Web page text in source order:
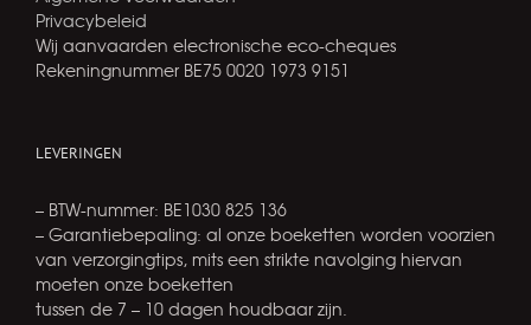
Privacybeleid
Wij aanvaarden electronische eco-cheques
Rekeningnummer BE75 0020 1973 9151
LEVERINGEN
– BTW-nummer: BE1030 825 136
– Garantiebepaling: al onze boeketten worden voorzien
van verzorgingtips, mits een strikte navolging hiervan
moeten onze boeketten
tussen de 7 – 10 dagen houdbaar zijn.